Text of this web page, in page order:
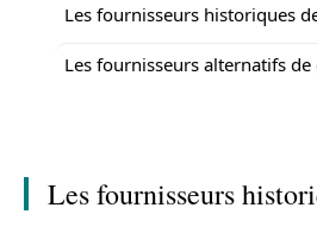
Les fournisseurs historiques
Les fournisseurs alternatifs de
Les fournisseurs